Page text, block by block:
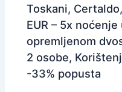
Toskani,
EUR – 5x
opremljenom
2 osobe,
-33% popusta